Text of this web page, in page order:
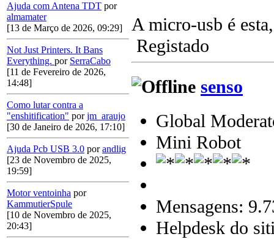
Ajuda com Antena TDT por
almamater
[13 de Março de 2026, 09:29]
Not Just Printers. It Bans
Everything. por SerraCabo
[11 de Fevereiro de 2026,
14:48]
Como lutar contra a
"enshitification" porjm_araujo
[30 de Janeiro de 2026, 17:10]
Ajuda Pcb USB 3.0 porandlig
[23 de Novembro de 2025,
19:59]
Motor ventoinha por
KammutierSpule
[10 de Novembro de 2025,
20:43]
A micro-usb é
Registado
senso
Global
Mini Robot
Mensagens:
Helpdesk do